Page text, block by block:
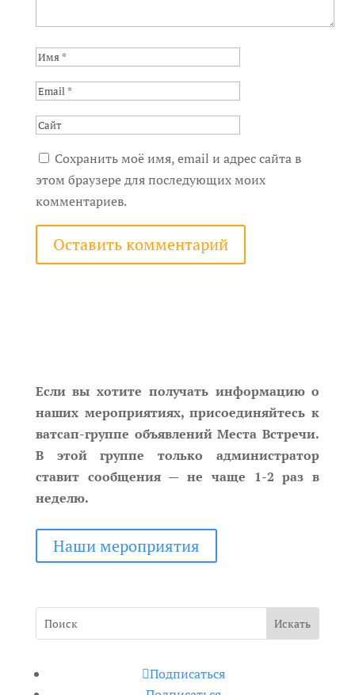
Сохранить моё имя, email и адрес сайта в
этом браузере для последующих моих
комментариев.
Если вы хотите получать информацию о
наших мероприятиях, присоединяйтесь к
ватсап-группе объявлений Места Встречи.
В этой группе только администратор
ставит сообщения — не чаще 1-2 раз в
неделю.
Наши мероприятия
Подписаться